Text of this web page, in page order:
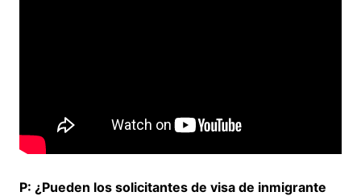
P: ¿Pueden los solicitantes de visa de inmigrante